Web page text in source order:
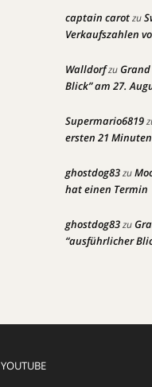
captain carotzu
Verkaufszahlen
Walldorfzu
Blick” am 27.
Supermario6819
ersten 21 Minuten
ghostdog83zu
hat einen Termin
ghostdog83zu
“ausführlicher
YOUTUBE